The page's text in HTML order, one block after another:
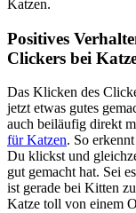
Katzen.
Positives
Clickers bei
Das Klicken des
jetzt etwas gutes
auch beiläufig direkt
für Katzen. So
Du klickst und
gut gemacht hat. Sei
ist gerade bei Kitten
Katze toll von einem